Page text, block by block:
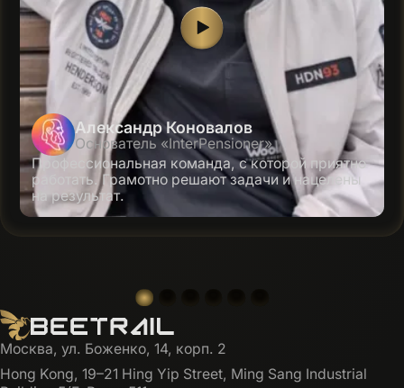
Александр Коновалов
Основатель «InterPensioner»
Профессиональная команда, с которой приятно
работать. Грамотно решают задачи и нацелены
на результат.
Москва, ул. Боженко, 14, корп. 2
Hong Kong, 19–21 Hing Yip Street, Ming Sang Industrial